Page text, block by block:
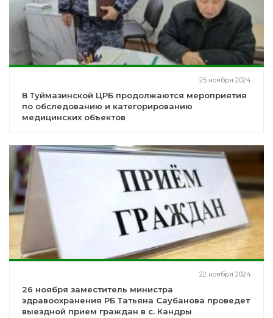
25 ноября 2024
В Туймазинской ЦРБ продолжаются мероприятия
по обследованию и категорированию
медицинских объектов
22 ноября 2024
26 ноября заместитель министра
здравоохранения РБ Татьяна Саубанова проведет
выездной прием граждан в с. Кандры